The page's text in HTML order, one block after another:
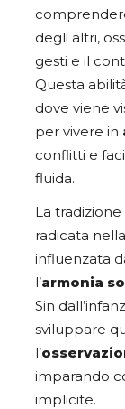
degli altri,
gesti e il
Questa
dove viene
per vivere in
conflitti e
fluida.
La tradizione
radicata
influenzata
l’armonia
Sin
sviluppare
l’
imparando
implicite.